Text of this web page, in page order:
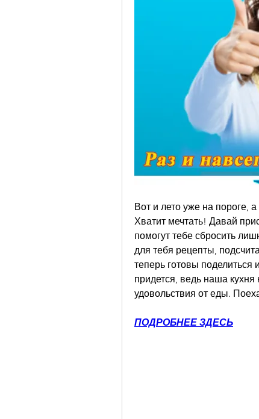
Вот и лето уже на пороге,
Хватит мечтать! Давай
помогут тебе сбросить
для тебя рецепты,
теперь готовы поделиться
придется, ведь наша кухня
удовольствия от еды.
ПОДРОБНЕЕ ЗДЕСЬ